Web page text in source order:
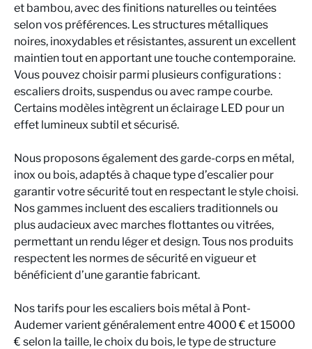
et bambou, avec des finitions naturelles ou teintées
selon vos préférences. Les structures métalliques
noires, inoxydables et résistantes, assurent un excellent
maintien tout en apportant une touche contemporaine.
Vous pouvez choisir parmi plusieurs configurations :
escaliers droits, suspendus ou avec rampe courbe.
Certains modèles intègrent un éclairage LED pour un
effet lumineux subtil et sécurisé.
Nous proposons également des garde-corps en métal,
inox ou bois, adaptés à chaque type d’escalier pour
garantir votre sécurité tout en respectant le style choisi.
Nos gammes incluent des escaliers traditionnels ou
plus audacieux avec marches flottantes ou vitrées,
permettant un rendu léger et design. Tous nos produits
respectent les normes de sécurité en vigueur et
bénéficient d’une garantie fabricant.
Nos tarifs pour les escaliers bois métal à Pont-
Audemer varient généralement entre 4000 € et 15000
€ selon la taille, le choix du bois, le type de structure